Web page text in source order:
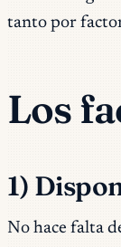
tanto por
Los
1)
No hace falta